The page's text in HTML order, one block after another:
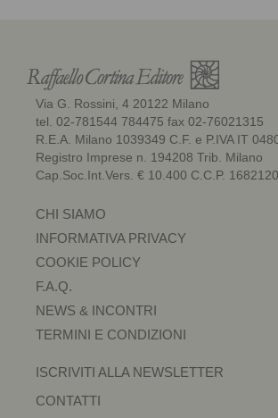
Via G. Rossini, 4 20122 Milano
tel. 02-781544 784475 fax 02-76021315
R.E.A. Milano 1039349 C.F. e P.IVA IT
Registro Imprese n. 194208 Trib. Milano
Cap.Soc.Int.Vers. € 10.400 C.C.P.
CHI SIAMO
INFORMATIVA PRIVACY
COOKIE POLICY
F.A.Q.
NEWS & INCONTRI
TERMINI E CONDIZIONI
ISCRIVITI ALLA NEWSLETTER
CONTATTI